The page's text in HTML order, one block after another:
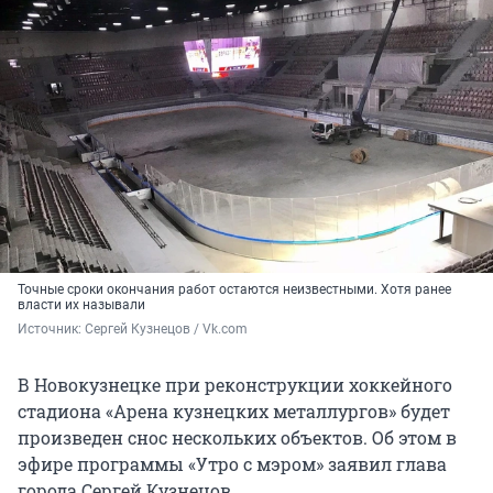
Точные сроки окончания работ остаются неизвестными. Хотя ранее
власти их называли
Источник: Сергей Кузнецов / Vk.com
В Новокузнецке при реконструкции хоккейного
стадиона «Арена кузнецких металлургов» будет
произведен снос нескольких объектов. Об этом в
эфире программы «Утро с мэром» заявил глава